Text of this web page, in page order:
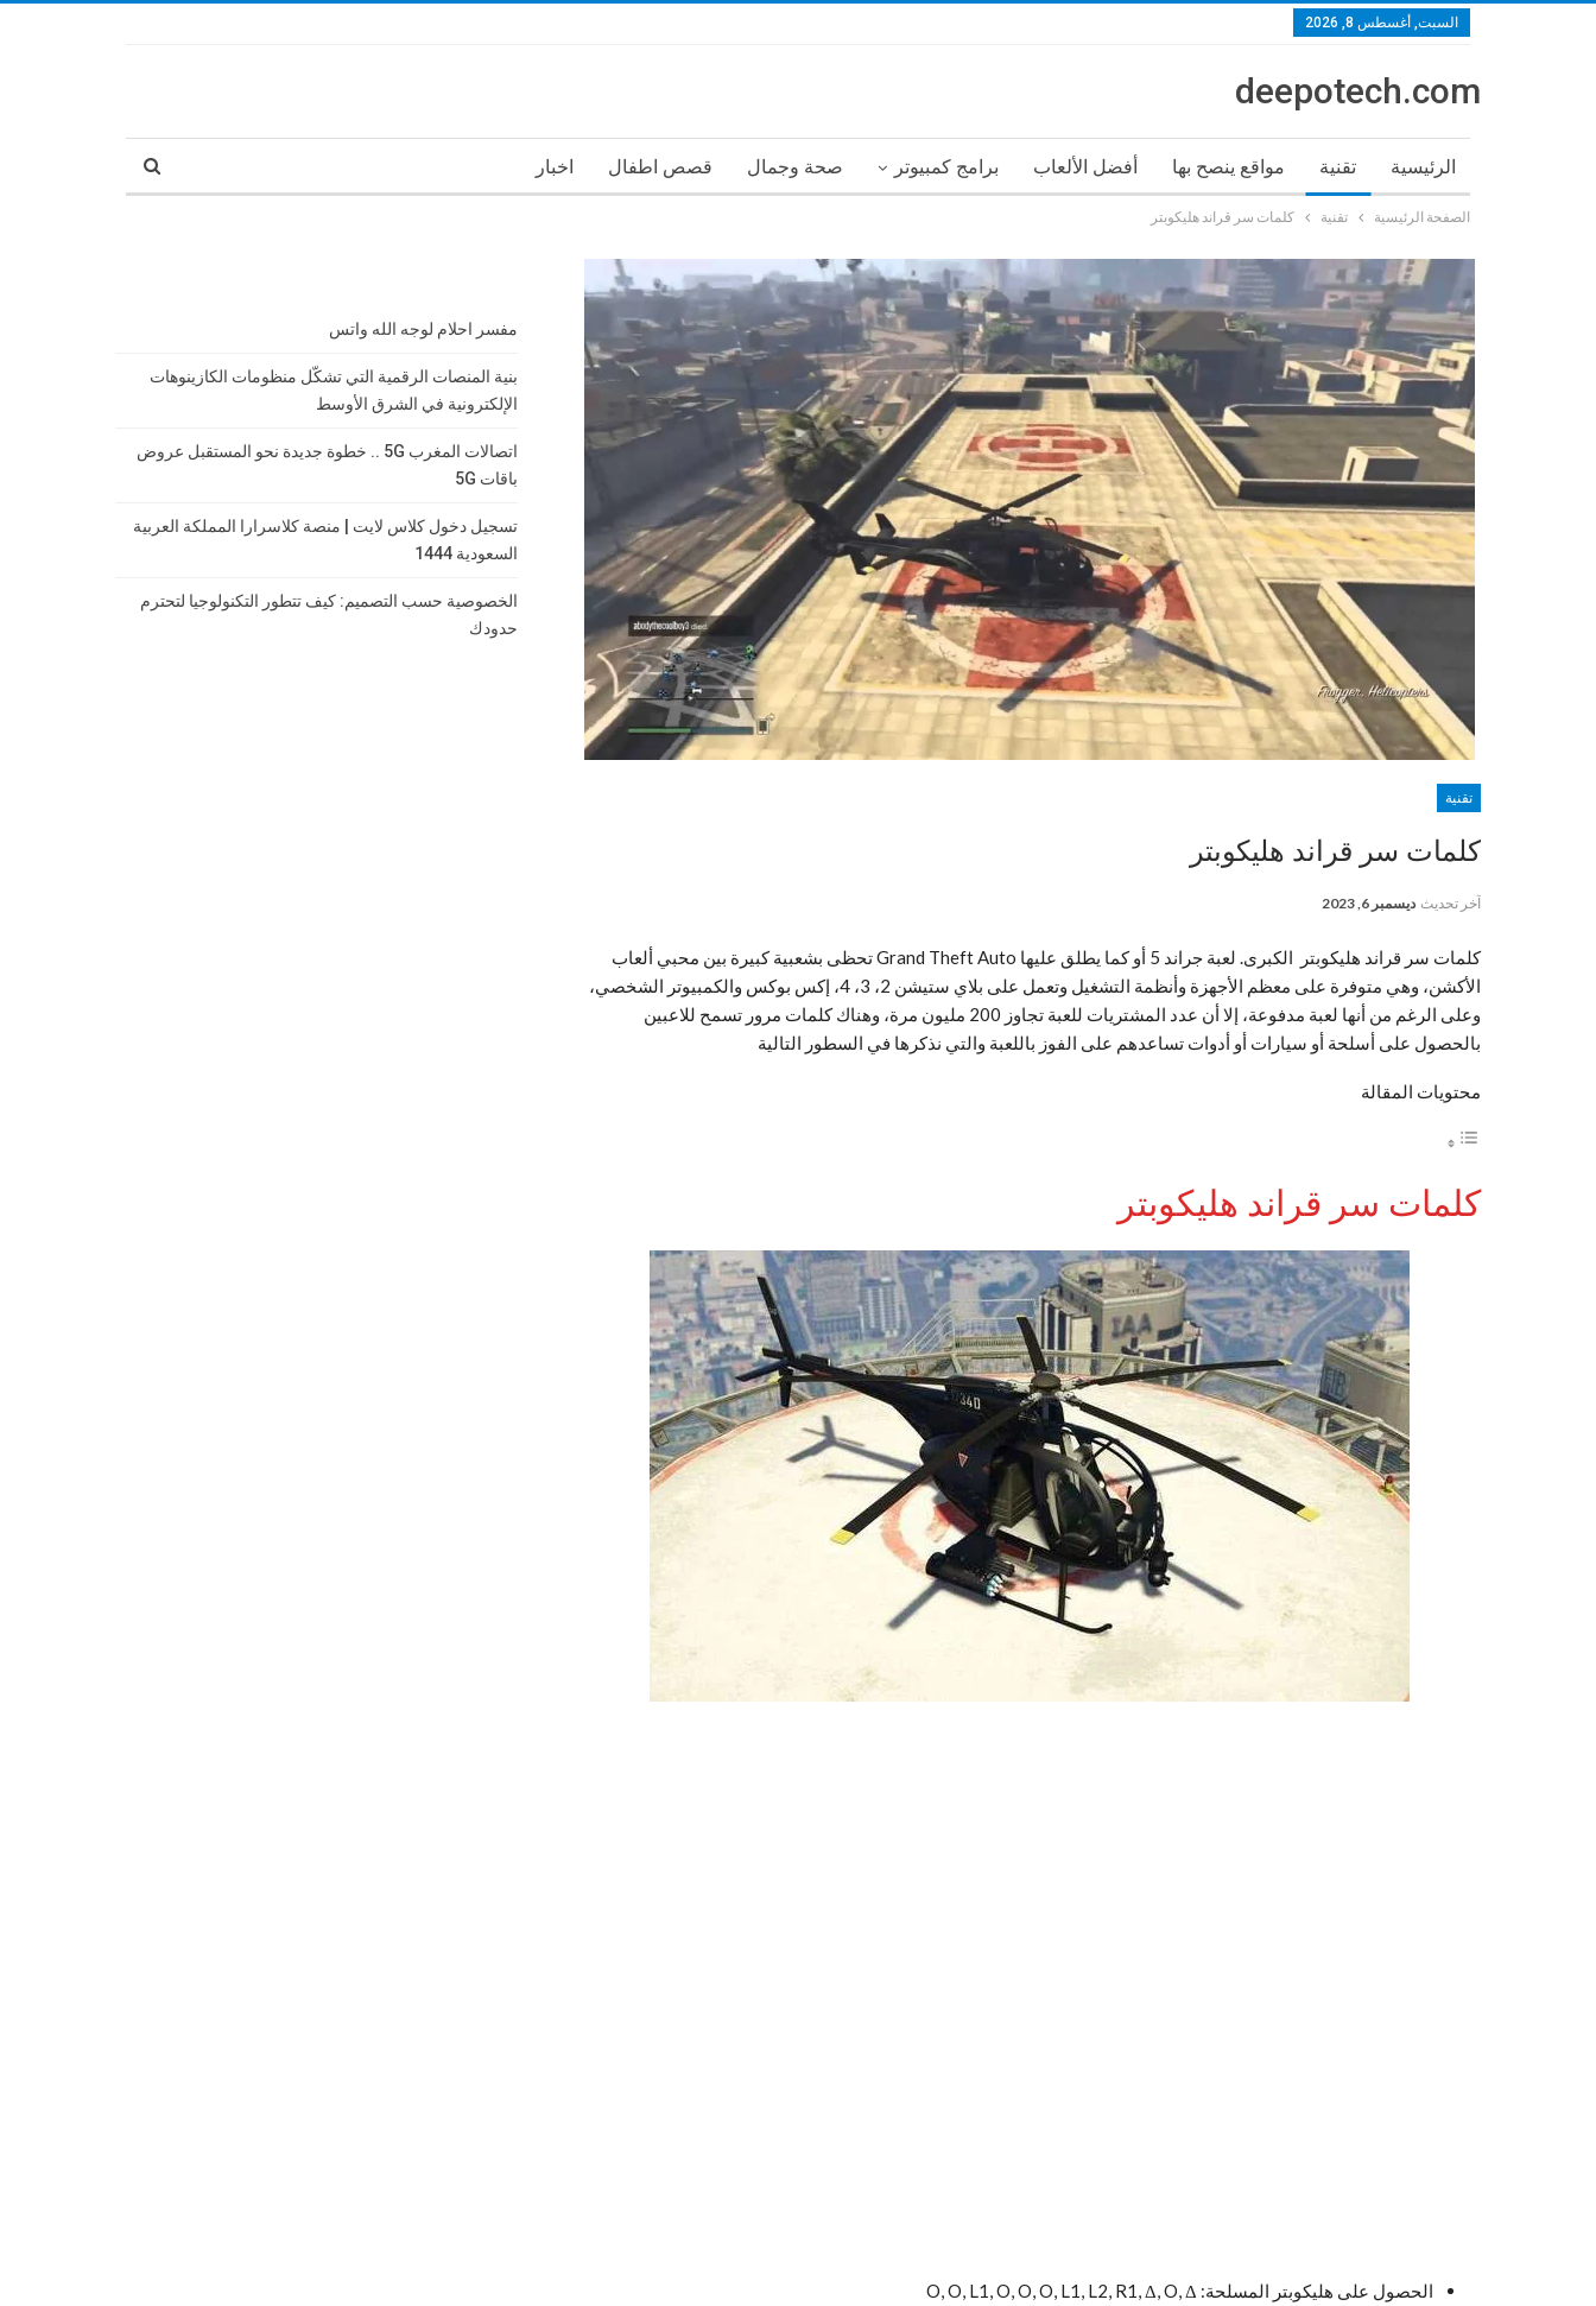
السبت, أغسطس 8, 2026
deepotech.com
الرئيسية تقنية مواقع ينصح بها أفضل الألعاب برامج كمبيوتر صحة وجمال قصص اطفال اخبار
الصفحة الرئيسية تقنية كلمات سر قراند هليكوبتر
تقنية
كلمات سر قراند هليكوبتر
آخر تحديث ديسمبر 6, 2023
كلمات سر قراند هليكوبتر الكبرى. لعبة جراند 5 أو كما يطلق عليها Grand Theft Auto تحظى بشعبية كبيرة بين محبي ألعاب
الأكشن، وهي متوفرة على معظم الأجهزة وأنظمة التشغيل وتعمل على بلاي ستيشن 2، 3، 4، إكس بوكس والكمبيوتر الشخصي،
وعلى الرغم من أنها لعبة مدفوعة، إلا أن عدد المشتريات للعبة تجاوز 200 مليون مرة، وهناك كلمات مرور تسمح للاعبين
بالحصول على أسلحة أو سيارات أو أدوات تساعدهم على الفوز باللعبة والتي نذكرها في السطور التالية
محتويات المقالة
كلمات سر قراند هليكوبتر
الحصول على هليكوبتر المسلحة: O, O, L1, O, O, O, L1, L2, R1, Δ, O, Δ
مفسر احلام لوجه الله واتس
بنية المنصات الرقمية التي تشكّل منظومات الكازينوهات
الإلكترونية في الشرق الأوسط
اتصالات المغرب 5G .. خطوة جديدة نحو المستقبل عروض
باقات 5G
تسجيل دخول كلاس لايت | منصة كلاسرارا المملكة العربية
السعودية 1444
الخصوصية حسب التصميم: كيف تتطور التكنولوجيا لتحترم
حدودك